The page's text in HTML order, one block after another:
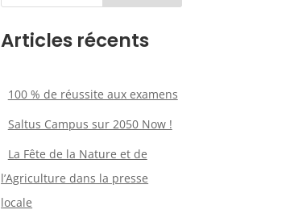
Articles récents
100 % de réussite aux examens
Saltus Campus sur 2050 Now !
La Fête de la Nature et de
l’Agriculture dans la presse
locale